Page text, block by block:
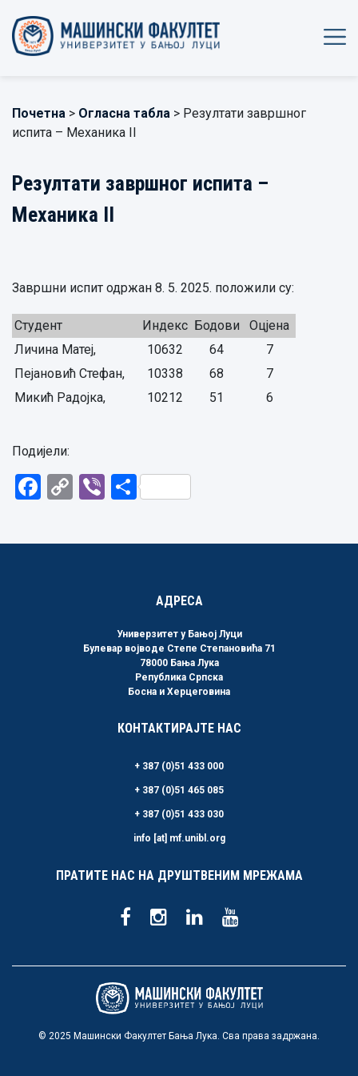
Почетна > Огласна табла > Резултати завршног
испита – Механика II
Резултати завршног испита –
Механика II
Завршни испит одржан 8. 5. 2025. положили су:
Студент Индекс Бодови
Оцјена
Личина Матеј,
10632 64
7
Пејановић Стефан,
10338 68
7
Микић Радојка,
10212 51 6
Подијели:
Facebook
CopyViberShare
АДРЕСА
Универзитет у Бањој Луци
Булевар војводе Степе Степановића 71
78000 Бања Лука
Република Српска
Босна и Херцеговина
КОНТАКТИРАЈТЕ НАС
+ 387 (0)51 433 000
+ 387 (0)51 465 085
+ 387 (0)51 433 030
info [at] mf.unibl.org
ПРАТИТЕ НАС НА ДРУШТВЕНИМ МРЕЖАМА
© 2025 Машински Факултет Бања Лука. Сва права задржана.